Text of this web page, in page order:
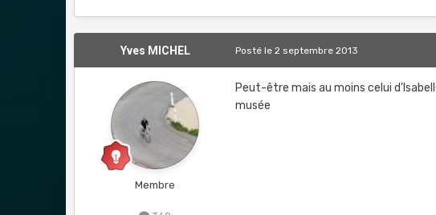
Yves MICHEL
Membre
Postéle 2 septembre 2013
Peut-être mais au moins celui
musée